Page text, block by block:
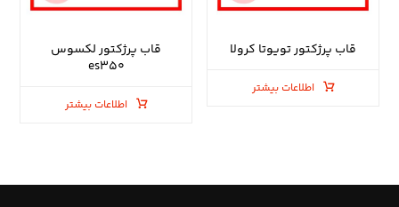
قاب پرژکتور تویوتا کرولا
اطلاعات بیشتر
قاب پرژکتور لکسوس
es۳۵۰
اطلاعات بیشتر